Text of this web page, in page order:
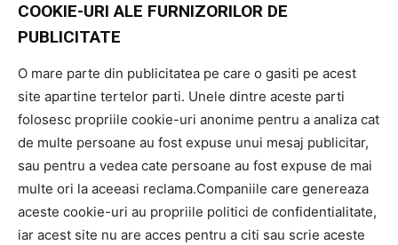
COOKIE-URI ALE FURNIZORILOR DE
PUBLICITATE
O mare parte din publicitatea pe care o gasiti pe acest
site apartine tertelor parti. Unele dintre aceste parti
folosesc propriile cookie-uri anonime pentru a analiza cat
de multe persoane au fost expuse unui mesaj publicitar,
sau pentru a vedea cate persoane au fost expuse de mai
multe ori la aceeasi reclama.Companiile care genereaza
aceste cookie-uri au propriile politici de confidentialitate,
iar acest site nu are acces pentru a citi sau scrie aceste